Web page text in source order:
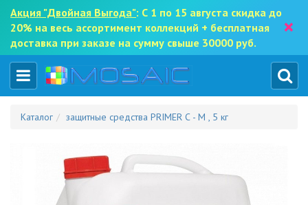
Акция "Двойная Выгода": С 1 по 15 августа скидка до
20% на весь ассортимент коллекций + бесплатная
доставка при заказе на сумму свыше 30000 руб.
×
Каталог защитные средства PRIMER С - М , 5 кг